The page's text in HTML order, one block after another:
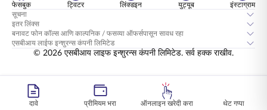
फेसबुक ट्विटर लिंक्डइन युट्यूब
इंस्टाग्राम
सूचना
इतर लिंक्स
बनावट फोन कॉल्स आणि काल्पनिक / फसव्या ऑफर्सपासून सावध रहा
एसबीआय लाईफ इन्शुरन्स कंपनी लिमिटेड
© 2026 एसबीआय लाइफ इन्शुरन्स कंपनी लिमिटेड. सर्व हक्क राखीव.
दावे प्रीमियम भरा ऑनलाइन खरेदी करा थेट गप्पा